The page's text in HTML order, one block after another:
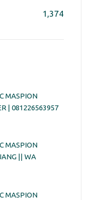
1,374
MASPION
| 081226563957
MASPION
|| WA
MASPION